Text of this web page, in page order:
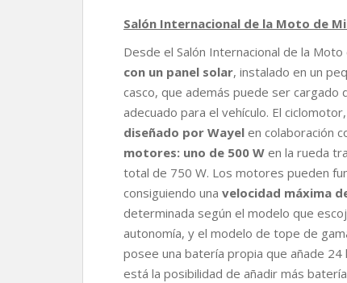
c
b
o
o
k
i
t
e
r
a
s
A
p
p
p
L
i
n
k
m
a
t
i
r
Salón Internacional de la Moto de
Desde el Salón Internacional de la Moto
con un panel solar, instalado en un
casco, que además puede ser cargado
adecuado para el vehículo. El
diseñado por Wayel en colaboración
motores: uno de 500 W en la rueda
total de 750 W. Los motores pueden
consiguiendo una velocidad máxima
determinada según el modelo que
autonomía, y el modelo de tope de
posee una batería propia que añade
está la posibilidad de añadir más